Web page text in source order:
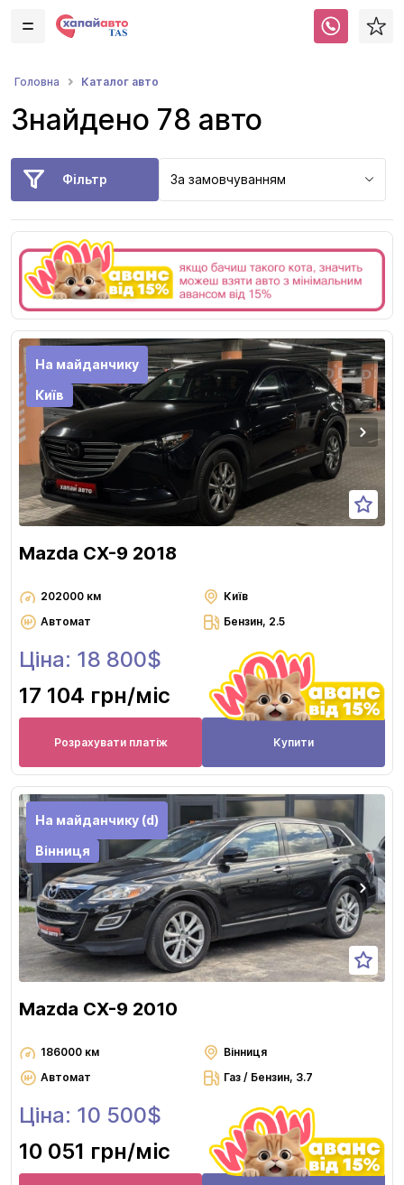
Головна Каталог авто
Знайдено 78 авто
Фільтр За замовчуванням
На майданчику
Київ
Mazda CX-9 2018
202000 км
Київ
Автомат
Бензин, 2.5
Ціна: 18 800$
17 104 грн/міс
Розрахувати платіж Купити
На майданчику (d)
Вінниця
Mazda CX-9 2010
186000 км
Вінниця
Автомат
Газ / Бензин, 3.7
Ціна: 10 500$
10 051 грн/міс